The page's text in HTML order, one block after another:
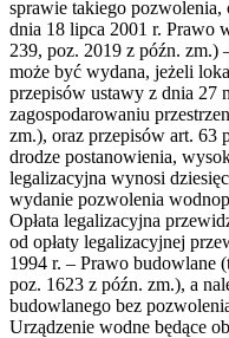
sprawie takiego
dnia 18 lipca 2001 r. Prawo
239, poz. 2019 z późn. zm.)
może być wydana, jeżeli
przepisów ustawy z dnia 27
zagospodarowaniu
zm.), oraz przepisów art. 63
drodze postanowienia,
legalizacyjna wynosi
wydanie pozwolenia
Opłata legalizacyjna
od opłaty legalizacyjnej
1994 r. – Prawo budowlane
poz. 1623 z późn. zm.), a
budowlanego bez
Urządzenie wodne będące